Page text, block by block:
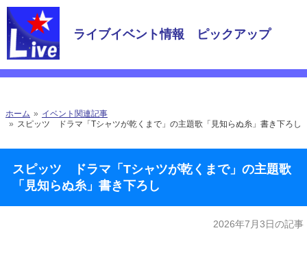
ライブイベント情報 ピックアップ
ホーム
イベント関連記事
スピッツ ドラマ「Tシャツが乾くまで」の主題歌「見知らぬ糸」書き下ろし
スピッツ ドラマ「Tシャツが乾くまで」の主題歌
「見知らぬ糸」書き下ろし
2026年7月3日の記事